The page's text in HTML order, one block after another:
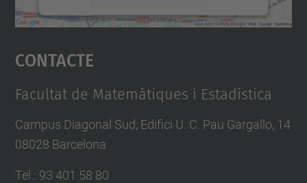
Accepta
powered by
Contacte
Facultat de Matemàtiques i Estadística
Campus Diagonal Sud, Edifici U. C. Pau Gargallo, 14
08028 Barcelona
Tel. : 93 401 58 80